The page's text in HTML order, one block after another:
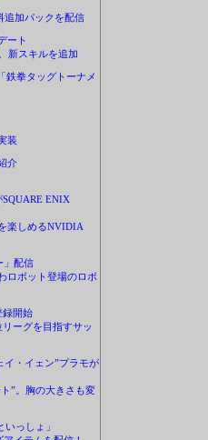
追加パックを配信
ート
新スキルを追加
鉄拳タッグトーナメ
装
介
ENIX
楽しめるNVIDIA
」配信
ロボット登場のロボ
録開始
ーグを目指すサッ
イ・イェン”プラモが
”。胸の大きさも変
っしょ」